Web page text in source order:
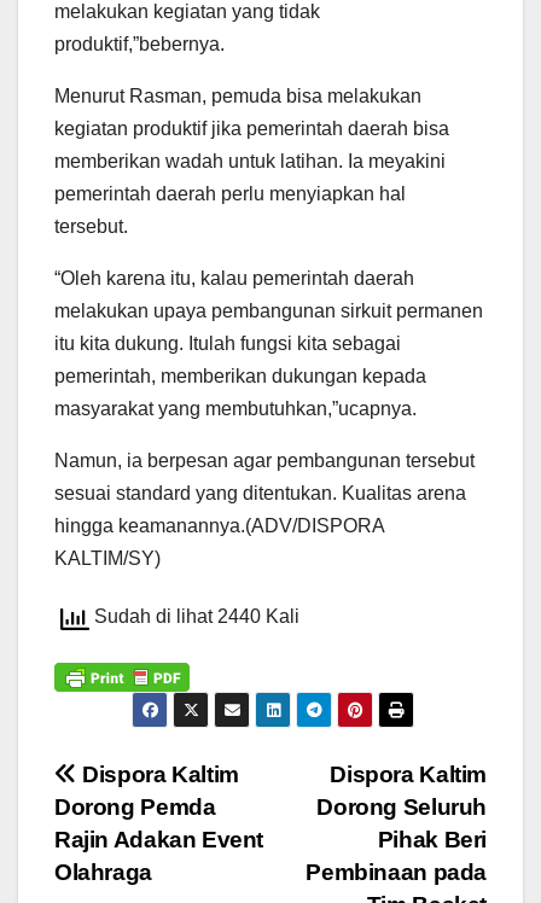
melakukan kegiatan yang tidak
produktif,”bebernya.
Menurut Rasman, pemuda bisa melakukan
kegiatan produktif jika pemerintah daerah bisa
memberikan wadah untuk latihan. Ia meyakini
pemerintah daerah perlu menyiapkan hal
tersebut.
“Oleh karena itu, kalau pemerintah daerah
melakukan upaya pembangunan sirkuit permanen
itu kita dukung. Itulah fungsi kita sebagai
pemerintah, memberikan dukungan kepada
masyarakat yang membutuhkan,”ucapnya.
Namun, ia berpesan agar pembangunan tersebut
sesuai standard yang ditentukan. Kualitas arena
hingga keamanannya.(ADV/DISPORA
KALTIM/SY)
Sudah di lihat 2440 Kali
Navigasi
pos
Dispora Kaltim
Dorong Seluruh
Pihak Beri
Pembinaan pada
Dispora Kaltim
Dorong Pemda
Rajin Adakan Event
Olahraga